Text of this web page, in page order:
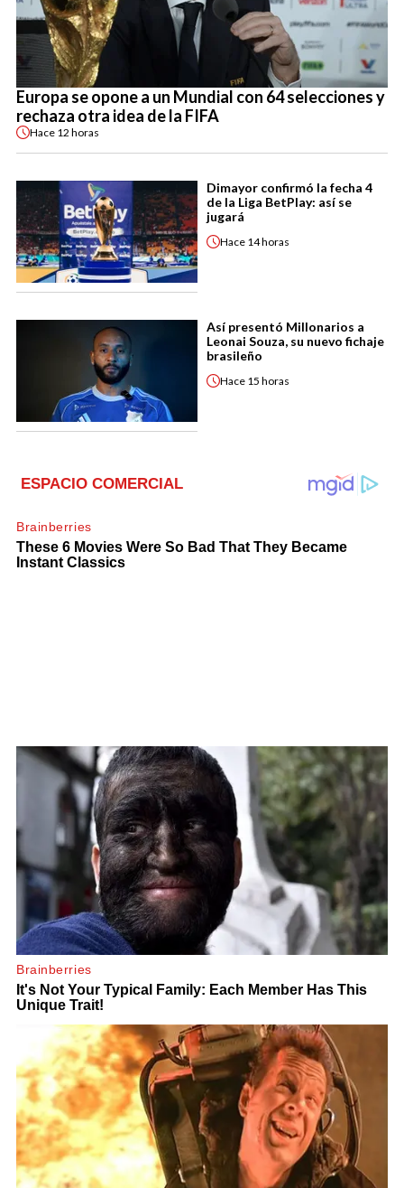
Europa se opone a un Mundial con 64 selecciones y
rechaza otra idea de la FIFA
Hace 12 horas
Dimayor confirmó la fecha 4
de la Liga BetPlay: así se
jugará
Hace 14 horas
Así presentó Millonarios a
Leonai Souza, su nuevo fichaje
brasileño
Hace 15 horas